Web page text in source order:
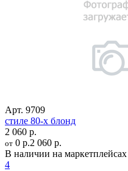
Арт. 9709
стиле 80-х блонд
2 060 р.
от 0 р.2 060 р.
В наличии на маркетплейсах
4